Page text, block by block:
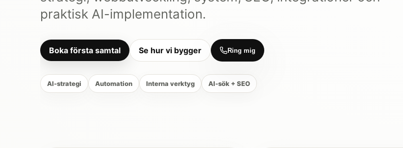
praktisk AI-implementation.
Boka första samtal Se hur vi bygger Ring mig
AI-strategi Automation Interna verktyg AI-sök + SEO